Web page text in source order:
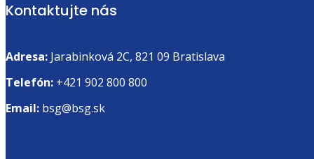
Kontaktujte nás
Adresa: Jarabinková 2C, 821 09 Bratislava
Telefón: +421 902 800 800
Email: bsg@bsg.sk